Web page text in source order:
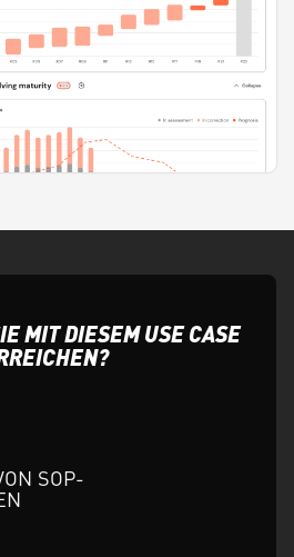
MIT DIESEM USE CASE
SOP-